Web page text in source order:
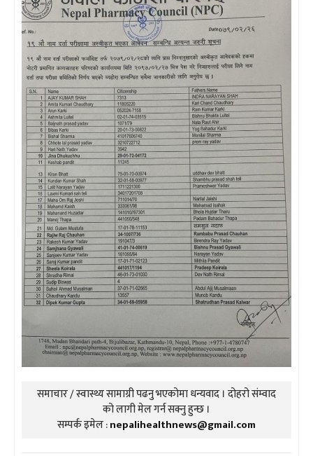
समाचार / स्वास्थ्य सामाग्री पढनु भएकोमा धन्यवाद । दोहरो संम्वाद
को लागी मेल गर्न सक्नु हुन्छ ।
सम्पर्क इमेल :nepalihealthnews@gmail.com